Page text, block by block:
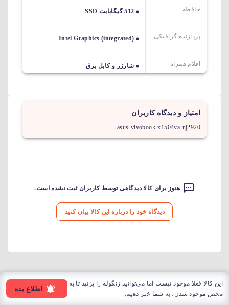
حافظه 512 گیگابایت SSD
پردازنده گرافیکی Intel Graphics (integrated)
اقلام همراه شارژر و کابل برق
امتیاز و دیدگاه کاربران
asus-vivobook-x1504va-nj2920
هنوز برای کالا دیدگاهی توسط کاربران ثبت نشده است.
دیدگاه خود را درباره این کالا بیان کنید
این کالا فعلا موجود نیست اما می‌توانید زنگوله را بزنید تا به
محض موجود شدن، به شما خبر دهیم.
اطلاع بده